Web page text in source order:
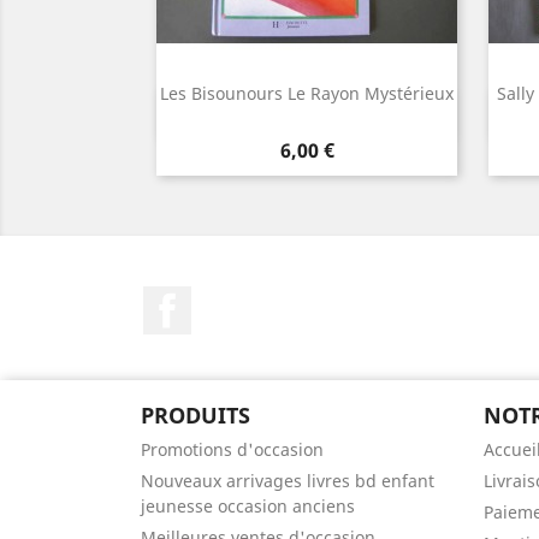
Les Bisounours Le Rayon Mystérieux
Prix
6,00 €
PRODUITS
Promotions d'occasion
Nouveaux arrivages livres bd enfant
jeunesse occasion anciens
Accueil